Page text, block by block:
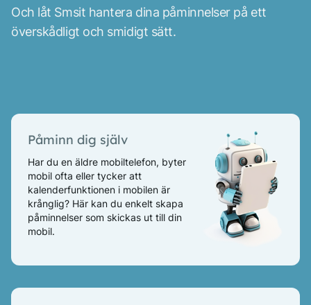
Och låt Smsit hantera dina påminnelser på ett
överskådligt och smidigt sätt.
Påminn dig själv
Har du en äldre mobiltelefon, byter
mobil ofta eller tycker att
kalenderfunktionen i mobilen är
krånglig? Här kan du enkelt skapa
påminnelser som skickas ut till din
mobil.